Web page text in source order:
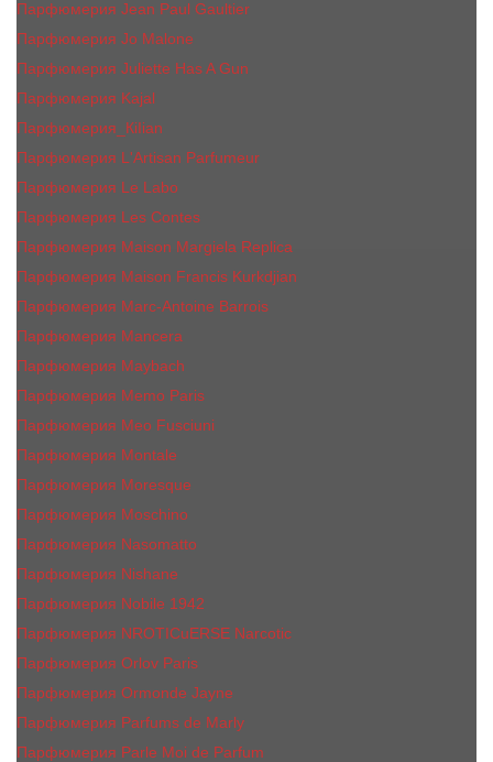
Парфюмерия Jean Paul Gaultier
Парфюмерия Jо Malоnе
Парфюмерия Juliette Has A Gun
Парфюмерия Kajal
Парфюмерия_КiIiаn
Парфюмерия L'Artisan Parfumeur
Парфюмерия Le Labo
Парфюмерия Les Contes
Парфюмерия Maison Margiela Replica
Парфюмерия Maison Francis Kurkdjian
Парфюмерия Marc-Antoine Barrois
Парфюмерия Mancera
Парфюмерия Maybach
Парфюмерия Memo Paris
Парфюмерия Meo Fusciuni
Парфюмерия Montale
Парфюмерия Moresque
Парфюмерия Moschino
Парфюмерия Nasomatto
Парфюмерия Nishane
Парфюмерия Nobile 1942
Парфюмерия NROTICuERSE Narcotic
Парфюмерия Orlov Paris
Парфюмерия Ormonde Jayne
Парфюмерия Parfums de Marly
Парфюмерия Parle Moi de Parfum